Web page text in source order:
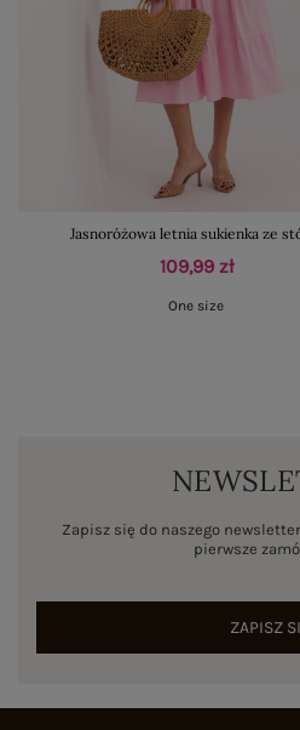
Jasnoróżowa letnia sukienka ze
109,99 zł
One size
Zapisz się do naszego
pierwsze
ZAPISZ